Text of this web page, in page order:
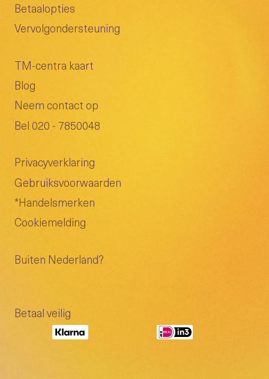
Betaalopties
Vervolgondersteuning
TM-centra kaart
Blog
Neem contact op
Bel 020 - 7850048
Privacyverklaring
Gebruiksvoorwaarden
*Handelsmerken
Cookiemelding
Buiten Nederland?
Betaal veilig